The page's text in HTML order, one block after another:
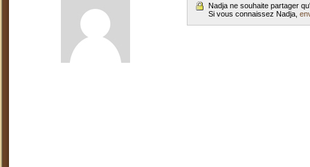
Nadja ne souhaite partager
Si vous connaissez Nadja,